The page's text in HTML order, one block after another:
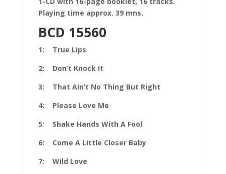
Playing time approx. 39 mns.
BCD 15560
1: True Lips
2: Don’t Knock It
3: That Ain’t No Thing But Right
4: Please Love Me
5: Shake Hands With A Fool
6: Come A Little Closer Baby
7: Wild Love